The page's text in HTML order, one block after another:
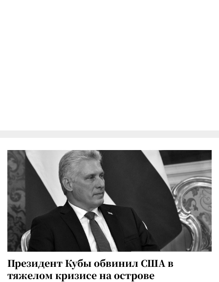
Президент Кубы обвинил США в
тяжелом кризисе на острове